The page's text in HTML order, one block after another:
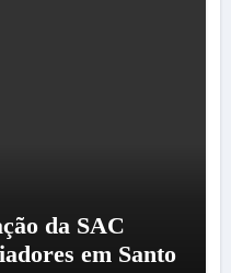
da SAC
em Santo